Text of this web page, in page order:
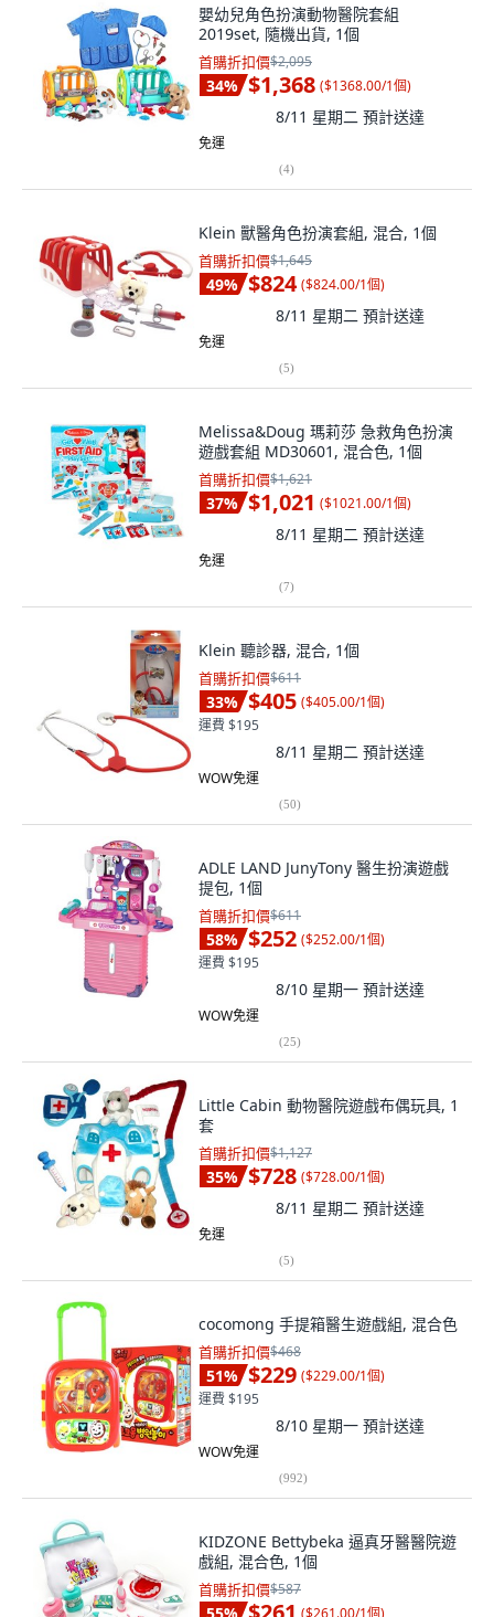
嬰幼兒角色扮演動物醫院套組
2019set, 隨機出貨, 1個
首購折扣價$2,095
34% $1,368 ($1368.00/1個)
8/11 星期二 預計送達
免運
(4)
Klein 獸醫角色扮演套組, 混合, 1個
首購折扣價$1,645
49% $824 ($824.00/1個)
8/11 星期二 預計送達
免運
(5)
Melissa&Doug 瑪莉莎 急救角色扮演
遊戲套組 MD30601, 混合色, 1個
首購折扣價$1,621
37% $1,021 ($1021.00/1個)
8/11 星期二 預計送達
免運
(7)
Klein 聽診器, 混合, 1個
首購折扣價$611
33% $405 ($405.00/1個)
運費 $195
8/11 星期二 預計送達
WOW免運
(50)
ADLE LAND JunyTony 醫生扮演遊戲
提包, 1個
首購折扣價$611
58% $252 ($252.00/1個)
運費 $195
8/10 星期一 預計送達
WOW免運
(25)
Little Cabin 動物醫院遊戲布偶玩具, 1
套
首購折扣價$1,127
35% $728 ($728.00/1個)
8/11 星期二 預計送達
免運
(5)
cocomong 手提箱醫生遊戲組, 混合色
首購折扣價$468
51% $229 ($229.00/1個)
運費 $195
8/10 星期一 預計送達
WOW免運
(992)
KIDZONE Bettybeka 逼真牙醫醫院遊
戲組, 混合色, 1個
首購折扣價$587
($261.00/1個)